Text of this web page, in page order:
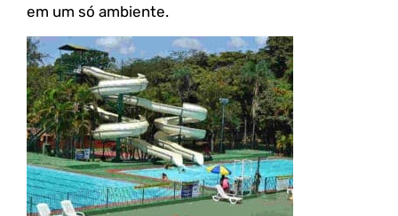
em um só ambiente.